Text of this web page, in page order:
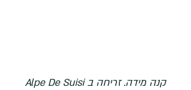
קנה מידה. זריחה ב Alpe De Suisi